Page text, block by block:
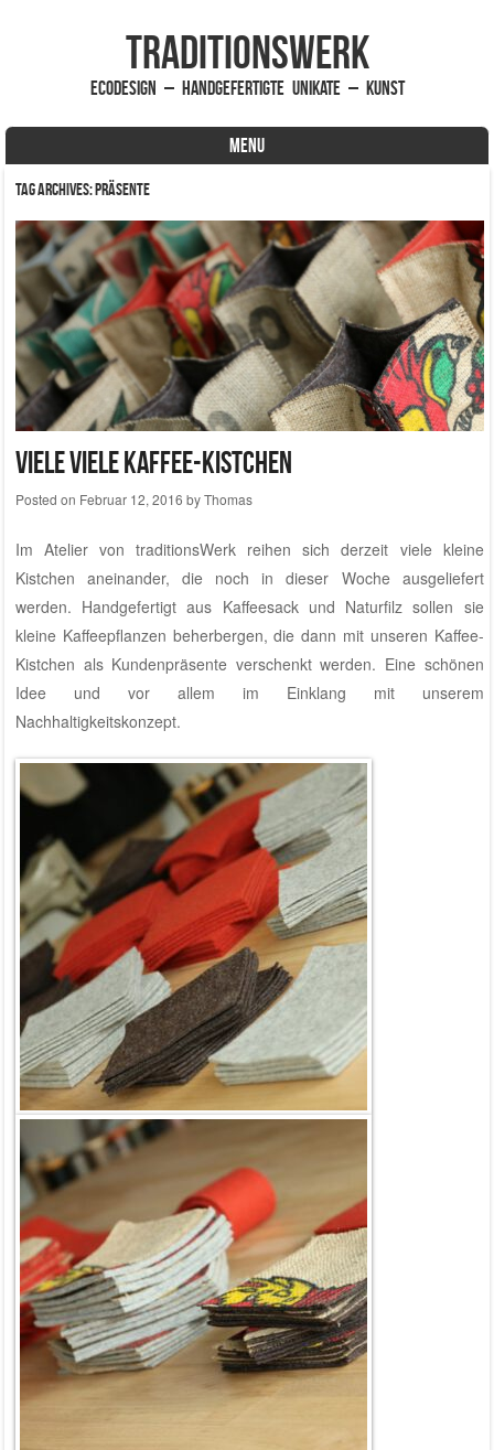
traditionsWerk
EcoDesign – handgefertigte Unikate – Kunst
MENU
Skip to content
Tag Archives:Präsente
Viele viele Kaffee-Kistchen
Posted on Februar 12, 2016 byThomas
Im Atelier von traditionsWerk reihen sich derzeit viele kleine
Kistchen aneinander, die noch in dieser Woche ausgeliefert
werden. Handgefertigt aus Kaffeesack und Naturfilz sollen sie
kleine Kaffeepflanzen beherbergen, die dann mit unseren Kaffee-
Kistchen als Kundenpräsente verschenkt werden. Eine schönen
Idee und vor allem im Einklang mit unserem
Nachhaltigkeitskonzept.